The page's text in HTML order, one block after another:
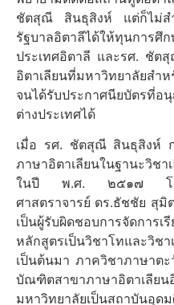
ชัตสุณี สินธุสิงห์ แต่ก็ไม่
รัฐบาลอิตาลีได้ให้ทุนการศึ
ประเทศอิตาลี และรศ. ชัต
อิตาเลียนที่มหาวิทยาลัยสำห
จนได้รับประกาศนียบัตรที่อ
ต่างประเทศได้
เมื่อ รศ. ชัตสุณี สินธุสิงห์ ก
ภาษาอิตาเลียนในฐานะวิชา
ในปี พ.ศ. ๒๕๑๗ โดย
ศาสตราจารย์ ดร.ธัชชัย สุ
เป็นผู้รับผิดชอบการจัดกา
หลักสูตรเป็นวิชาโทและวิ
เป็นต้นมา ภาควิชาภาษาต
บัณฑิตสาขาภาษาอิตาเลีย
มหาวิทยาลัยเป็นสถาบันอุด